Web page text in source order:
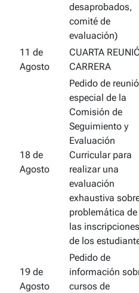
desaprobados,
comité de
evaluación)
11 de
Agosto
CUARTA
CARRERA
18 de
Agosto
Pedido de
especial de la
Comisión de
Seguimiento y
Evaluación
Curricular para
realizar una
evaluación
exhaustiva
problemática de
las inscripciones
de los
19 de
Agosto
Pedido de
información
cursos de